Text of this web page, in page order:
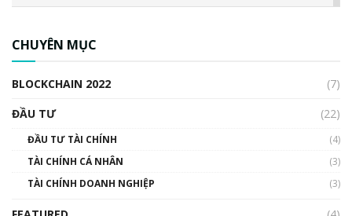
00:02:14
Nhìn lại năm 2022: Những sự kiện ảnh hưởng
đến hệ sinh thái tiền mã hoá | Phổ cập
CHUYÊN MỤC
BLOCKCHAIN 2022
(7)
ĐẦU TƯ
(22)
ĐẦU TƯ TÀI CHÍNH
(4)
TÀI CHÍNH CÁ NHÂN
(3)
TÀI CHÍNH DOANH NGHIỆP
(3)